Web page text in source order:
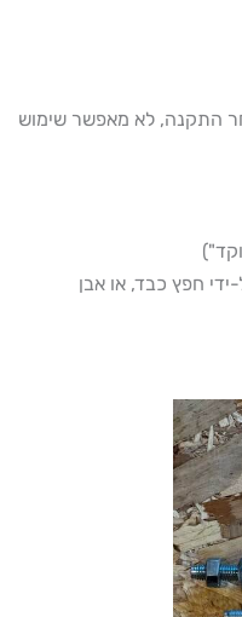
לאחר התקנה, לא מאפשר שימוש
חפץ כבד, או אבן